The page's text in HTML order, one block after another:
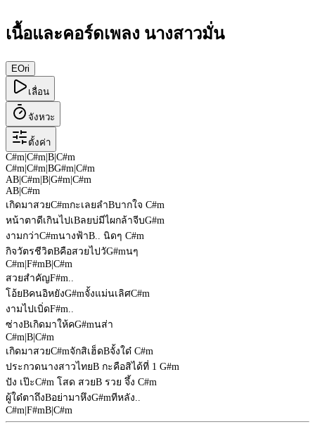
เนื้อและคอร์ดเพลง นางสาวมั่น
EOri
เลื่อน
จังหวะ
ตั้งค่า
C#m C#m B C#m
C#m C#m BG#m C#m
AB C#m B G#m C#m
AB C#m
เกิดมาสวยC#mกะเลยลำBบากใจ C#m
หน้าตาดีเกินไปเBลยบ่มีไผกล้าจีบG#m
งามกว่าC#mนางฟ้าB.. นิดๆ C#m
กิจวัตรชีวิตBคือสวยไปวัG#mนๆ
C#m F#mB C#m
สวยสำคัญF#m..
โอ้ยBคนอิหยังG#mจั้งแม่นเลิศC#m
งามไปเบิ่ดF#m..
ซ่างBเกิดมาให้คG#mนส่า
C#m B C#m
เกิดมาสวยC#mจักสิเฮ็ดBจั้งใด๋ C#m
ประกวดนางสาวไทยB กะคือสิได้ที่ 1 G#m
ปัง เป๊ะC#m โสด สวยB รวย จึ้ง C#m
ผู้ใด๋ตาถึงBอย่ามาหึงG#mทีหลัง..
C#m F#mB C#m